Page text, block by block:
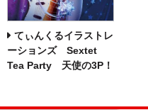
てぃんくるイラストレ
ーションズ Sextet
Tea Party 天使の3P！